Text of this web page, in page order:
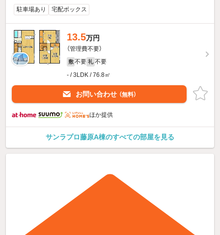
駐車場あり 宅配ボックス
13.5万円
（管理費不要）
敷 不要 礼 不要
- / 3LDK / 76.8㎡
お問い合わせ （無料）
ほか提供
サンラプロ藤原A棟のすべての部屋を見る